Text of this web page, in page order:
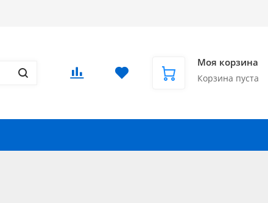
Моя корзина
Корзина пуста